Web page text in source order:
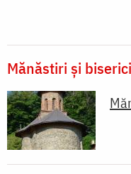
Mănăstiri și biserici